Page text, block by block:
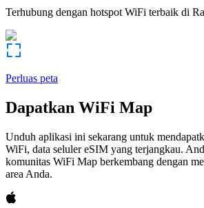
Terhubung dengan hotspot WiFi terbaik di
Perluas peta
Dapatkan WiFi Map
Unduh aplikasi ini sekarang untuk
WiFi, data seluler eSIM yang terjangkau.
komunitas WiFi Map berkembang dengan
area Anda.